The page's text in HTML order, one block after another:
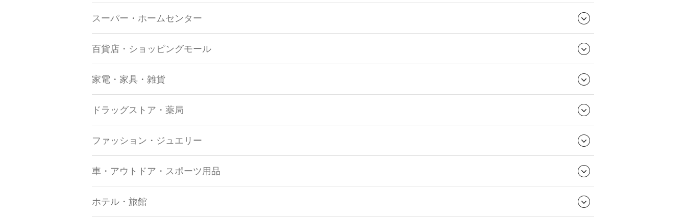
スーパー・ホームセンター
百貨店・ショッピングモール
家電・家具・雑貨
ドラッグストア・薬局
ファッション・ジュエリー
車・アウトドア・スポーツ用品
ホテル・旅館